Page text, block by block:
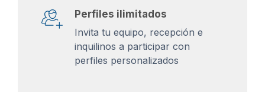
Perfiles ilimitados
Invita tu equipo, recepción e
inquilinos a participar con
perfiles personalizados